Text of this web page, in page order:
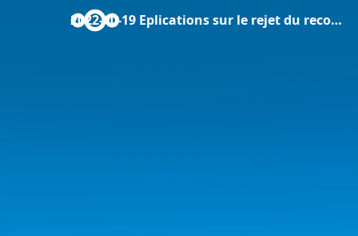
2022-10-19 Eplications sur le rejet du recours en référé-suspension.pdf